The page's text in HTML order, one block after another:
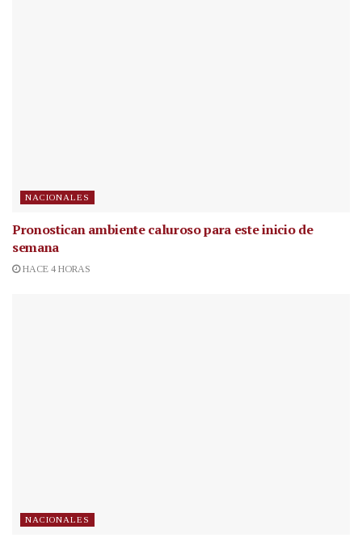
NACIONALES
Pronostican ambiente caluroso para este inicio de
semana
HACE 4 HORAS
NACIONALES